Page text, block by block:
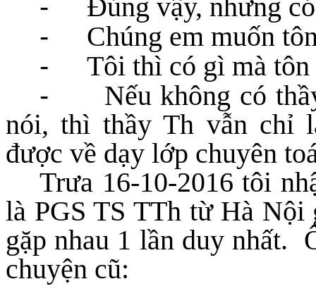
-
Đúng vậy, nhưng
-
Chúng em muốn
-
Tôi thì có gì mà
-
Nếu không có
nói, thì thầy Th vẫn chỉ
được về dạy lớp chuyên
Trưa 16-10-2016 tôi
là PGS TS TTh từ Hà Nội
gặp nhau 1 lần duy nhất.
chuyện cũ: